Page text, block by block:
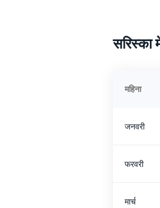
सरिस्का
महिना
जनवरी
फरवरी
मार्च